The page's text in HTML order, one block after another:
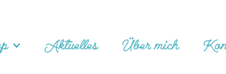
Aktuelles Über mich